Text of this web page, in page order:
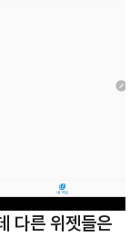
다른 위젯들은